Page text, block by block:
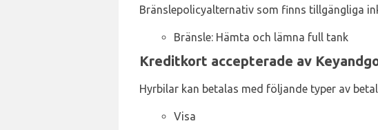
Bränslepolicyalternativ som finns tillgängliga
Bränsle: Hämta och lämna full tank
Kreditkort accepterade av
Hyrbilar kan betalas med följande typer av
Visa